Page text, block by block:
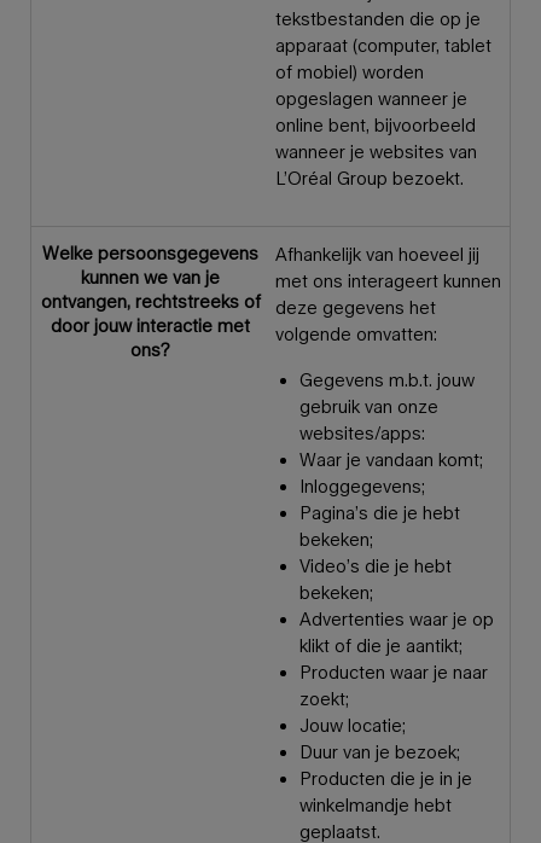
tekstbestanden die op je
apparaat (computer, tablet
of mobiel) worden
opgeslagen wanneer je
online bent, bijvoorbeeld
wanneer je websites van
L’Oréal Group bezoekt.
Welke persoonsgegevens
kunnen we van je
ontvangen, rechtstreeks of
door jouw interactie met
ons?
Afhankelijk van hoeveel jij
met ons interageert kunnen
deze gegevens het
volgende omvatten:
Gegevens m.b.t. jouw
gebruik van onze
websites/apps:
Waar je vandaan komt;
Inloggegevens;
Pagina’s die je hebt
bekeken;
Video’s die je hebt
bekeken;
Advertenties waar je op
klikt of die je aantikt;
Producten waar je naar
zoekt;
Jouw locatie;
Duur van je bezoek;
Producten die je in je
winkelmandje hebt
geplaatst.